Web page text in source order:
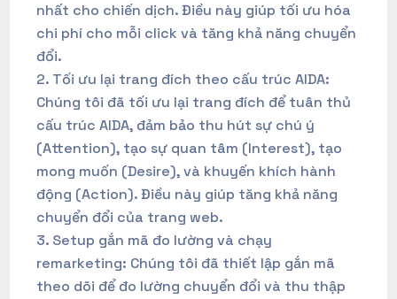
nhất cho chiến dịch. Điều này giúp tối ưu hóa
chi phí cho mỗi click và tăng khả năng chuyển
đổi.
Tối ưu lại trang đích theo cấu trúc AIDA:
Chúng tôi đã tối ưu lại trang đích để tuân thủ
cấu trúc AIDA, đảm bảo thu hút sự chú ý
(Attention), tạo sự quan tâm (Interest), tạo
mong muốn (Desire), và khuyến khích hành
động (Action). Điều này giúp tăng khả năng
chuyển đổi của trang web.
Setup gắn mã đo lường và chạy
remarketing: Chúng tôi đã thiết lập gắn mã
theo dõi để đo lường chuyển đổi và thu thập